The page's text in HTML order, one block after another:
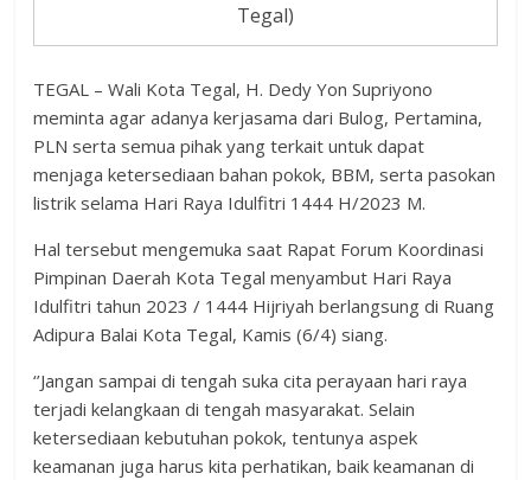
Tegal)
TEGAL – Wali Kota Tegal, H. Dedy Yon Supriyono
meminta agar adanya kerjasama dari Bulog, Pertamina,
PLN serta semua pihak yang terkait untuk dapat
menjaga ketersediaan bahan pokok, BBM, serta pasokan
listrik selama Hari Raya Idulfitri 1444 H/2023 M.
Hal tersebut mengemuka saat Rapat Forum Koordinasi
Pimpinan Daerah Kota Tegal menyambut Hari Raya
Idulfitri tahun 2023 / 1444 Hijriyah berlangsung di Ruang
Adipura Balai Kota Tegal, Kamis (6/4) siang.
‘’Jangan sampai di tengah suka cita perayaan hari raya
terjadi kelangkaan di tengah masyarakat. Selain
ketersediaan kebutuhan pokok, tentunya aspek
keamanan juga harus kita perhatikan, baik keamanan di